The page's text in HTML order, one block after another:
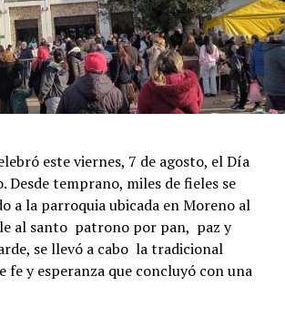
este viernes, 7 de agosto, el Día
Desde temprano, miles de fieles se
a la parroquia ubicada en Moreno al
al santo patrono por pan, paz y
se llevó a cabo la tradicional
fe y esperanza que concluyó con una